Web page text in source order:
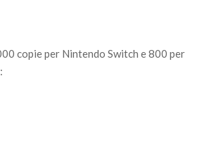
copie per Nintendo Switch e 800 per